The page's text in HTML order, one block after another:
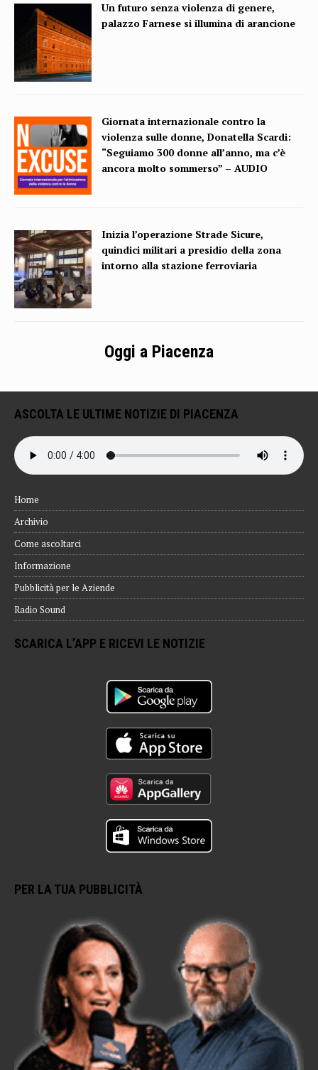
Un futuro senza violenza di genere,
palazzo Farnese si illumina di arancione
Giornata internazionale contro la
violenza sulle donne, Donatella Scardi:
“Seguiamo 300 donne all’anno, ma c’è
ancora molto sommerso” – AUDIO
Inizia l’operazione Strade Sicure,
quindici militari a presidio della zona
intorno alla stazione ferroviaria
Oggi a Piacenza
ASCOLTA LE ULTIME NOTIZIE DI PIACENZA
Home
Archivio
Come ascoltarci
Informazione
Pubblicità per le Aziende
Radio Sound
SCARICA L’APP E RICEVI LE NOTIZIE
PER LA TUA PUBBLICITÀ